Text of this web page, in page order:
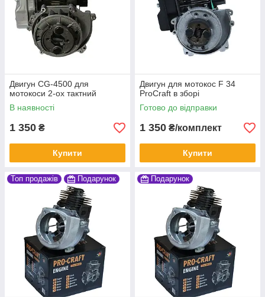
Двигун CG-4500 для
мотокоси 2-ох тактний
В наявності
1 350 ₴
Купити
Двигун для мотокос F 34
ProCraft в зборі
Готово до відправки
1 350 ₴/комплект
Купити
Топ продажів Подарунок Подарунок